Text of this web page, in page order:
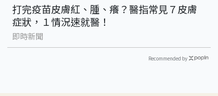
打完疫苗皮膚紅、腫、癢？醫指常見７皮膚
症狀，１情況速就醫！
即時新聞
Recommended by